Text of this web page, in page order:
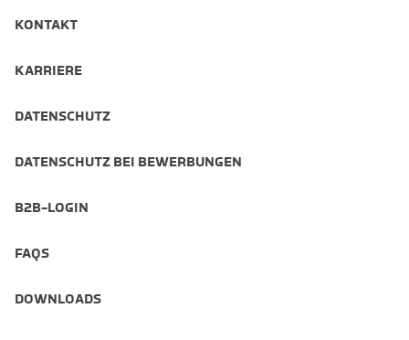
KONTAKT
KARRIERE
DATENSCHUTZ
DATENSCHUTZ BEI BEWERBUNGEN
B2B-LOGIN
FAQS
DOWNLOADS